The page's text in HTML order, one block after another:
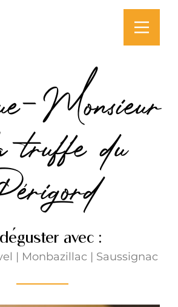
Monsieur
du
avec :
| Monbazillac | Saussignac